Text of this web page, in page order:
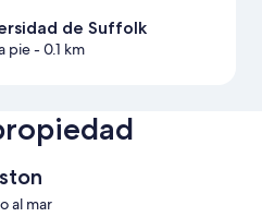
de Suffolk
pie- 0.1 km
al mar